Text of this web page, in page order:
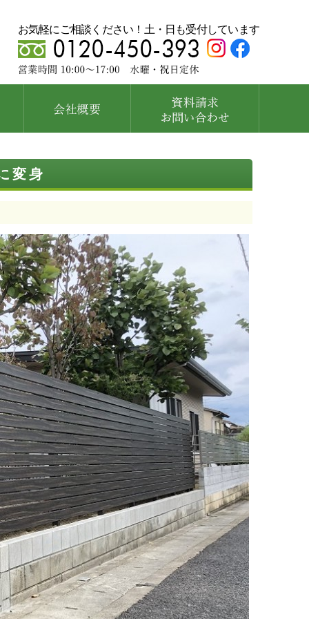
お気軽にご相談ください！土・日も受付しています
変身